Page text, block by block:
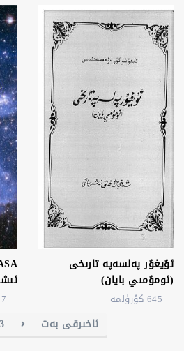
ئۇيغۇر پەلسەپە تارىخى
(ئومۇمىي بايان)
645 كۆرۈلمە
3 ئاخىرقى بەت